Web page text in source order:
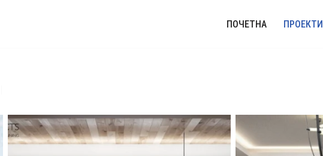
ПОЧЕТНА ПРОЕКТИ